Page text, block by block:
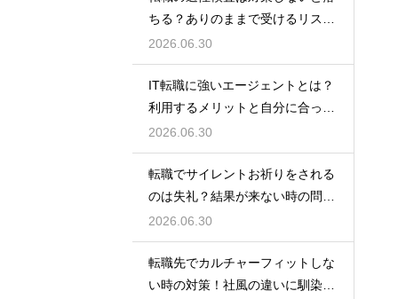
ちる？ありのままで受けるリスク
と最低限の準備
2026.06.30
IT転職に強いエージェントとは？
利用するメリットと自分に合った
サービスの選び方
2026.06.30
転職でサイレントお祈りをされる
のは失礼？結果が来ない時の問い
合わせ方法と心構え
2026.06.30
転職先でカルチャーフィットしな
い時の対策！社風の違いに馴染ん